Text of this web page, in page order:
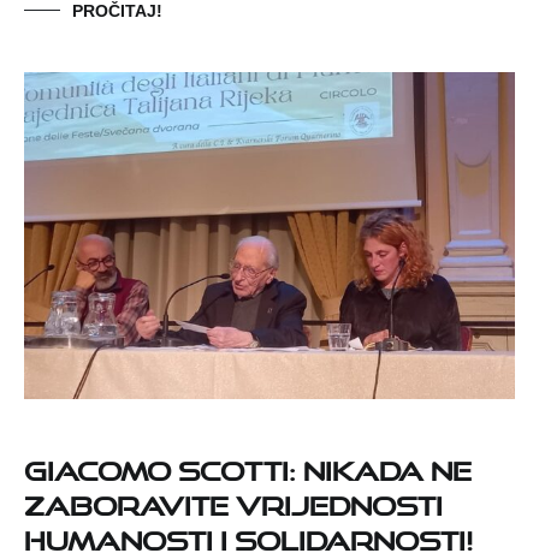
PROČITAJ!
Giacomo Scotti: Nikada ne
zaboravite vrijednosti
humanosti i solidarnosti!